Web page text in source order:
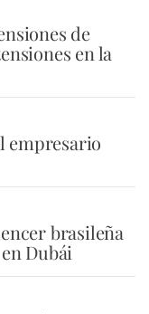
de
en la
empresario
brasileña
Dubái